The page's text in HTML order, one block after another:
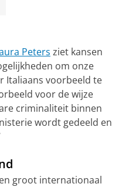
Peters ziet kansen
om onze
Italiaans voorbeeld te
voor de wijze
criminaliteit binnen
wordt gedeeld en
groot internationaal